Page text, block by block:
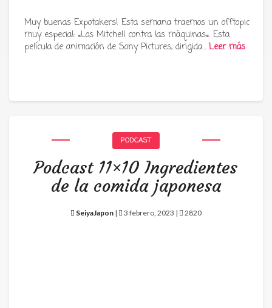
Muy buenas Expotakers! Esta semana traemos un offtopic
muy especial: «Los Mitchell contra las máquinas«. Esta
película de animación de Sony Pictures, dirigida… Leer más
PODCAST
Podcast 11×10 Ingredientes
de la comida japonesa
SeiyaJapon | 3 febrero, 2023 | 2820